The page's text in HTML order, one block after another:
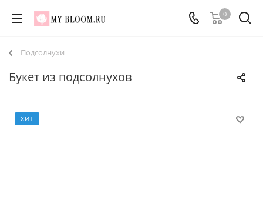
0
Подсолнухи
Букет из подсолнухов
ХИТ